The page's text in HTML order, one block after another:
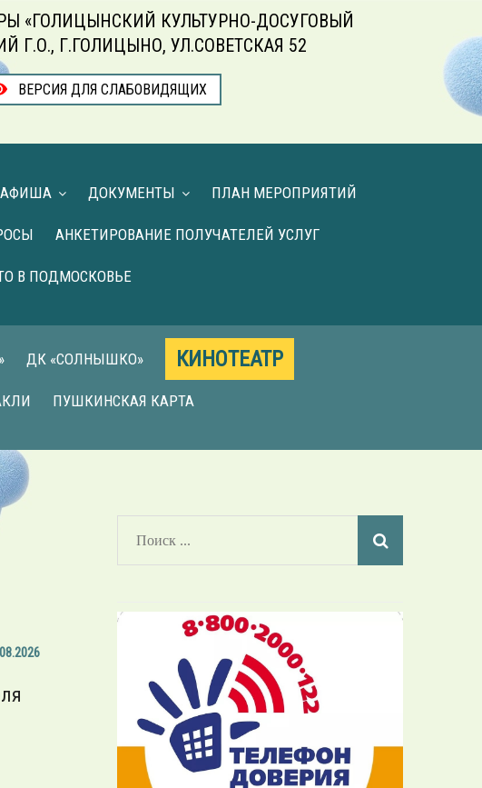
«ГОЛИЦЫНСКИЙ КУЛЬТУРНО-ДОСУГОВЫЙ
Г.ГОЛИЦЫНО, УЛ.СОВЕТСКАЯ 52
ВЕРСИЯ ДЛЯ СЛАБОВИДЯЩИХ
АФИША ДОКУМЕНТЫ ПЛАН МЕРОПРИЯТИЙ
АНКЕТИРОВАНИЕ ПОЛУЧАТЕЛЕЙ УСЛУГ
В ПОДМОСКОВЬЕ
ДК «СОЛНЫШКО» КИНОТЕАТР
ПУШКИНСКАЯ КАРТА